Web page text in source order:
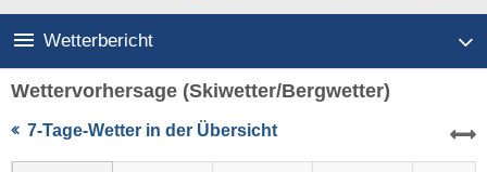
Wetterbericht
Wettervorhersage (Skiwetter/Bergwetter)
7-Tage-Wetter in der Übersicht